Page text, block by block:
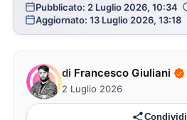
Pubblicato: 2 Luglio 2026, 10:34
Aggiornato: 13 Luglio 2026, 13:18
di Francesco Giuliani
2 Luglio 2026
Condividi